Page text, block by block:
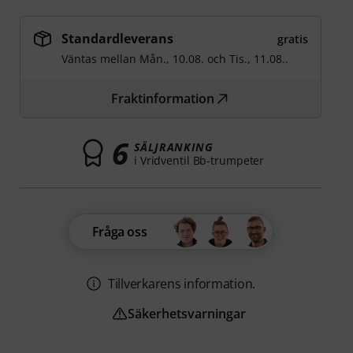
Standardleverans
gratis
Väntas mellan Mån., 10.08. ochTis., 11.08..
Fraktinformation
6 SÄLJRANKING
i Vridventil Bb-trumpeter
Fråga oss
Tillverkarens information.
Säkerhetsvarningar